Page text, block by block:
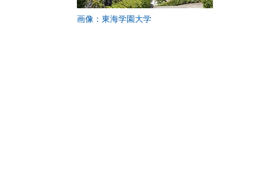
画像：東海学園大学